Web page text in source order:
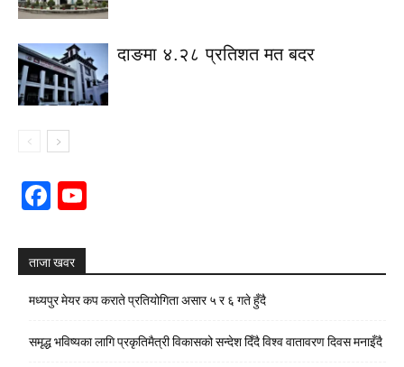
दाङमा ४.२८ प्रतिशत मत बदर
Facebook
ताजा खवर
मध्यपुर मेयर कप कराते प्रतियोगिता असार ५ र ६ गते हुँदै
समृद्ध भविष्यका लागि प्रकृतिमैत्री विकासको सन्देश दिँदै विश्व वातावरण दिवस मनाइँदै